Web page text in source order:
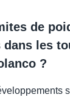
de
dans les
?